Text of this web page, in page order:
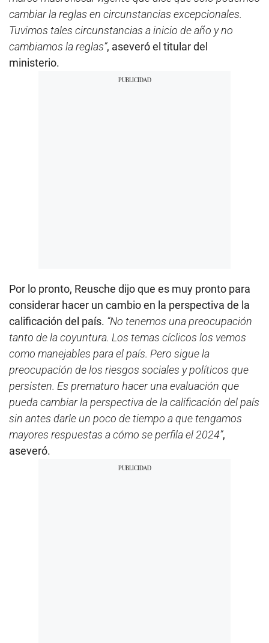
cambiar la reglas en circunstancias excepcionales.
Tuvimos tales circunstancias a inicio de año y no
cambiamos la reglas”, aseveró el titular del
ministerio.
Por lo pronto, Reusche dijo que es muy pronto para
considerar hacer un cambio en la perspectiva de la
calificación del país. “No tenemos una preocupación
tanto de la coyuntura. Los temas cíclicos los vemos
como manejables para el país. Pero sigue la
preocupación de los riesgos sociales y políticos que
persisten. Es prematuro hacer una evaluación que
pueda cambiar la perspectiva de la calificación del país
sin antes darle un poco de tiempo a que tengamos
mayores respuestas a cómo se perfila el 2024”,
aseveró.